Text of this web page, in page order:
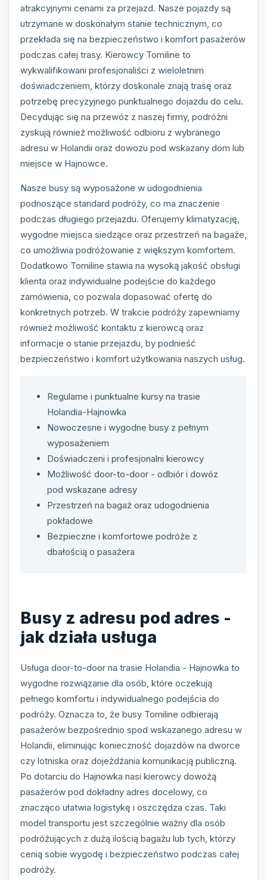
atrakcyjnymi cenami za przejazd. Nasze pojazdy są
utrzymane w doskonałym stanie technicznym, co
przekłada się na bezpieczeństwo i komfort pasażerów
podczas całej trasy. Kierowcy Tomiline to
wykwalifikowani profesjonaliści z wieloletnim
doświadczeniem, którzy doskonale znają trasę oraz
potrzebę precyzyjnego punktualnego dojazdu do celu.
Decydując się na przewóz z naszej firmy, podróżni
zyskują również możliwość odbioru z wybranego
adresu w Holandii oraz dowozu pod wskazany dom lub
miejsce w Hajnowce.
Nasze busy są wyposażone w udogodnienia
podnoszące standard podróży, co ma znaczenie
podczas długiego przejazdu. Oferujemy klimatyzację,
wygodne miejsca siedzące oraz przestrzeń na bagaże,
co umożliwia podróżowanie z większym komfortem.
Dodatkowo Tomiline stawia na wysoką jakość obsługi
klienta oraz indywidualne podejście do każdego
zamówienia, co pozwala dopasować ofertę do
konkretnych potrzeb. W trakcie podróży zapewniamy
również możliwość kontaktu z kierowcą oraz
informacje o stanie przejazdu, by podnieść
bezpieczeństwo i komfort użytkowania naszych usług.
Regularne i punktualne kursy na trasie
Holandia-Hajnowka
Nowoczesne i wygodne busy z pełnym
wyposażeniem
Doświadczeni i profesjonalni kierowcy
Możliwość door-to-door - odbiór i dowóz
pod wskazane adresy
Przestrzeń na bagaż oraz udogodnienia
pokładowe
Bezpieczne i komfortowe podróże z
dbałością o pasażera
Busy z adresu pod adres -
jak działa usługa
Usługa door-to-door na trasie Holandia - Hajnowka to
wygodne rozwiązanie dla osób, które oczekują
pełnego komfortu i indywidualnego podejścia do
podróży. Oznacza to, że busy Tomiline odbierają
pasażerów bezpośrednio spod wskazanego adresu w
Holandii, eliminując konieczność dojazdów na dworce
czy lotniska oraz dojeżdżania komunikacją publiczną.
Po dotarciu do Hajnowka nasi kierowcy dowożą
pasażerów pod dokładny adres docelowy, co
znacząco ułatwia logistykę i oszczędza czas. Taki
model transportu jest szczególnie ważny dla osób
podróżujących z dużą ilością bagażu lub tych, którzy
cenią sobie wygodę i bezpieczeństwo podczas całej
podróży.